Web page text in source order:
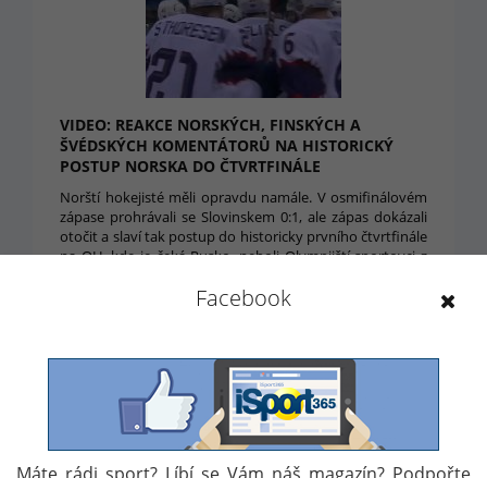
VIDEO: REAKCE NORSKÝCH, FINSKÝCH A
ŠVÉDSKÝCH KOMENTÁTORŮ NA HISTORICKÝ
POSTUP NORSKA DO ČTVRTFINÁLE
Norští hokejisté měli opravdu namále. V osmifinálovém
zápase prohrávali se Slovinskem 0:1, ale zápas dokázali
otočit a slaví tak postup do historicky prvního čtvrtfinále
na OH, kde je čeká Rusko, neboli Olympijští sportovci z
Facebook